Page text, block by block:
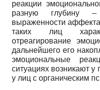
реакции
разную глубину
выраженности аффекта
таких лиц
отреагирование
дальнейшего его
эмоциональные
ситуациях возникают
у лиц с органическим